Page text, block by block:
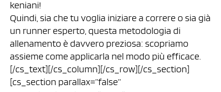
keniani!
Quindi, sia che tu voglia iniziare a correre o sia già
un runner esperto, questa metodologia di
allenamento è davvero preziosa: scopriamo
assieme come applicarla nel modo più efficace.
[/cs_text][/cs_column][/cs_row][/cs_section]
[cs_section parallax=”false”